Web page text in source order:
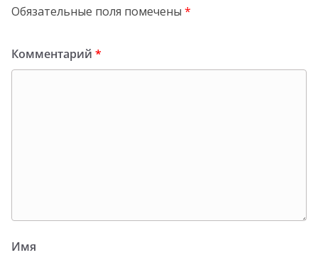
Обязательные поля помечены *
Комментарий *
Имя